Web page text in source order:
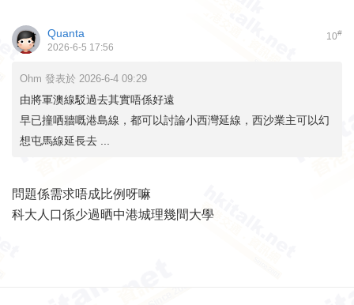
10#
Quanta
2026-6-5 17:56
Ohm 發表於 2026-6-4 09:29
由將軍澳線駁過去其實唔係好遠
早已撞哂牆嘅港島線，都可以討論小西灣延線，西沙業主可以幻
想屯馬線延長去 ...
問題係需求唔成比例呀嘛
科大人口係少過晒中港城理幾間大學